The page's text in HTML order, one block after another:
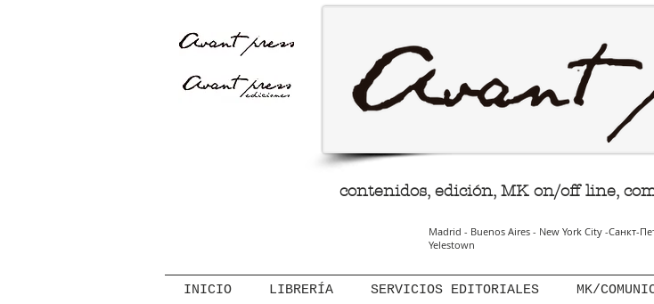
Avant Press
GRUPO
contenidos, edición, MK on/off line,
Madrid - Buenos Aires - New York City -Санкт-
Yelestown
INICIO LIBRERÍA SERVICIOS EDITORIALES MK/